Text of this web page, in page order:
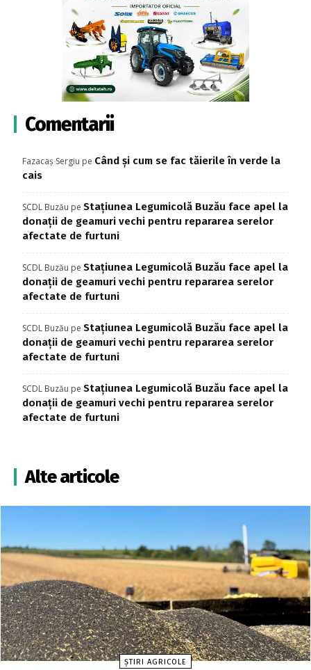
Comentarii
Fazacaș Sergiu pe Când și cum se fac tăierile în verde la
cais
SCDL Buzău pe Stațiunea Legumicolă Buzău face apel la
donații de geamuri vechi pentru repararea serelor
afectate de furtuni
SCDL Buzău pe Stațiunea Legumicolă Buzău face apel la
donații de geamuri vechi pentru repararea serelor
afectate de furtuni
SCDL Buzău pe Stațiunea Legumicolă Buzău face apel la
donații de geamuri vechi pentru repararea serelor
afectate de furtuni
SCDL Buzău pe Stațiunea Legumicolă Buzău face apel la
donații de geamuri vechi pentru repararea serelor
afectate de furtuni
Alte articole
ȘTIRI AGRICOLE